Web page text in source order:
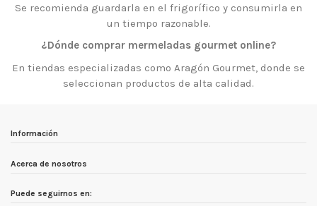
Se recomienda guardarla en el frigorífico y consumirla en
un tiempo razonable.
¿Dónde comprar mermeladas gourmet online?
En tiendas especializadas como Aragón Gourmet, donde se
seleccionan productos de alta calidad.
Información
Acerca de nosotros
Puede seguirnos en: